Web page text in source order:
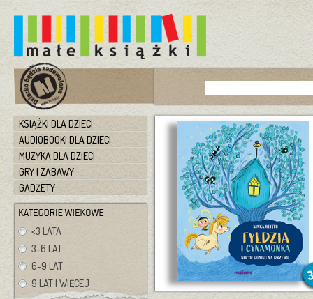
KSIĄŻKI DLA DZIECI
AUDIOBOOKI DLA DZIECI
MUZYKA DLA DZIECI
GRY I ZABAWY
GADŻETY
<3 LATA
3-6 LAT
6-9 LAT
9 LAT I WIĘCEJ